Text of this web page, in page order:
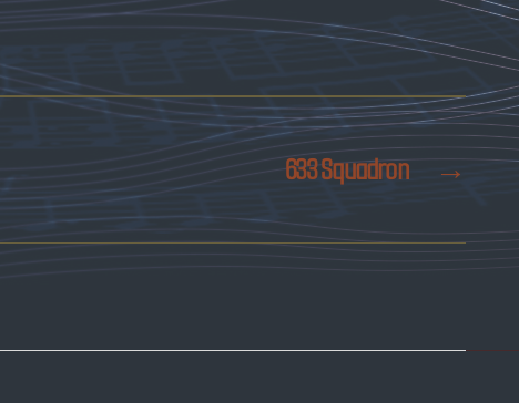
→
633 Squadron